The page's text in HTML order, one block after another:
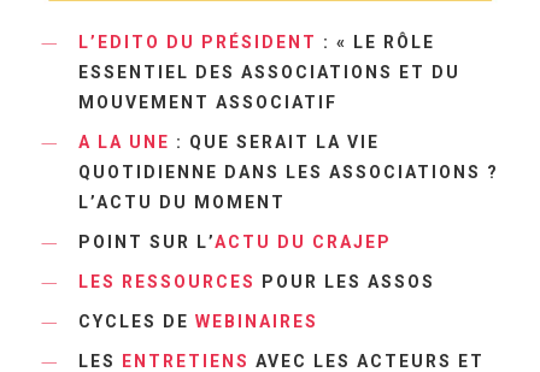
L’EDITO DU PRÉSIDENT : « LE RÔLE
ESSENTIEL DES ASSOCIATIONS ET DU
MOUVEMENT ASSOCIATIF
A LA UNE : QUE SERAIT LA VIE
QUOTIDIENNE DANS LES ASSOCIATIONS ?
L’ACTU DU MOMENT
POINT SUR L’ACTU DU CRAJEP
LES RESSOURCES POUR LES ASSOS
CYCLES DE WEBINAIRES
LES ENTRETIENS AVEC LES ACTEURS ET